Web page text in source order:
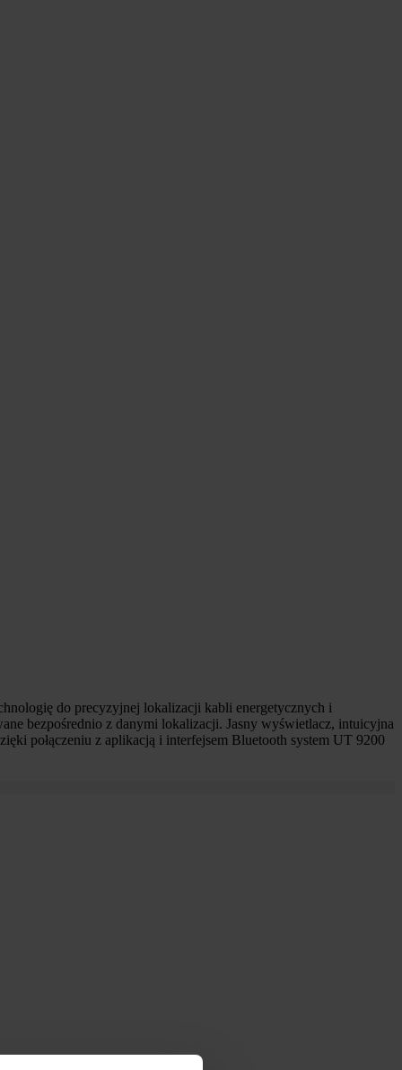
do precyzyjnej lokalizacji kabli energetycznych i
bezpośrednio z danymi lokalizacji. Jasny wyświetlacz, intuicyjna
połączeniu z aplikacją i interfejsem Bluetooth system UT 9200